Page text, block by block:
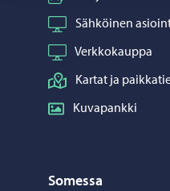
Sähköinen
Verkkokauppa
Kartat ja
Kuvapankki
Somessa